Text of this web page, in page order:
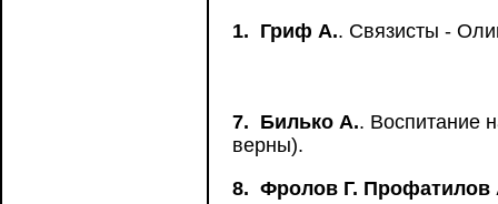
1. Гриф А.. Связисты -
7. Билько А.. Воспитание
верны).
8. Фролов Г. Профатилов